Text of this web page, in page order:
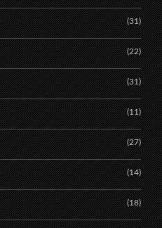
(31)
(22)
(31)
(11)
(27)
(14)
(18)